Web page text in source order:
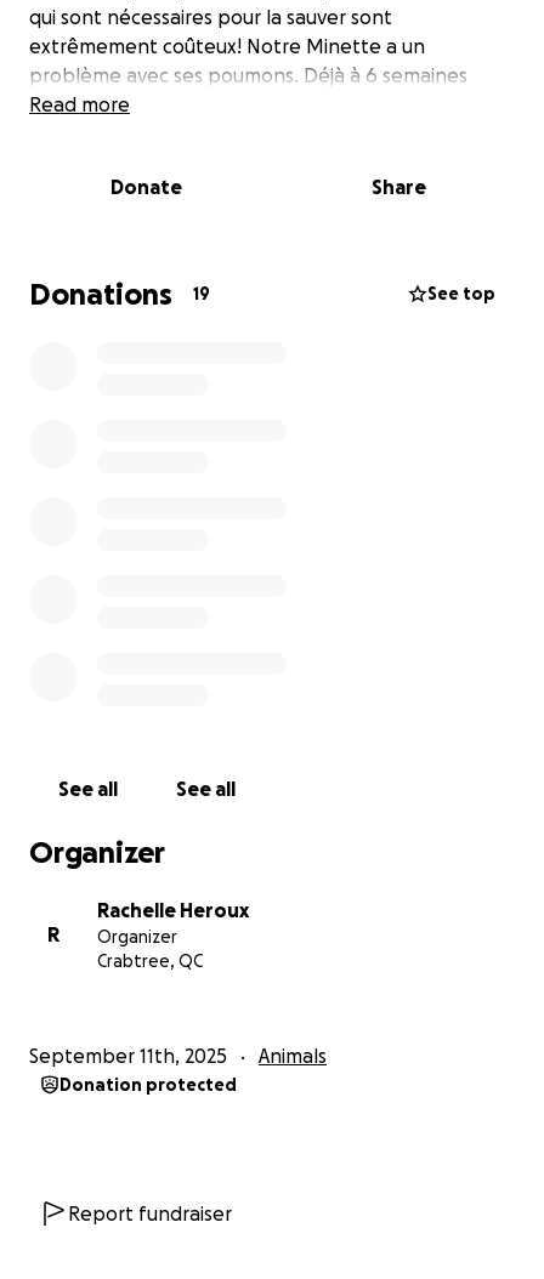
qui sont nécessaires pour la sauver sont
extrêmement coûteux! Notre Minette a un
problème avec ses poumons. Déjà à 6 semaines
nous étions même pas sûr qu’elle allait survivre!
conjonctivite, et malgré les médicaments essayer,
Les solutions qui s’offrent à nous sont très limitées,
et le coût de celle-ci sont exorbitants…
le tissu abdominal hernié, pouvant notamment
2. Patron broncho-interstitiel modéré dans le reste
bronchopneumopathie
inflammatoire chronique en lien avec la présentation
les pathologies présentes au thorax et à l’abdomen
de ce jeune chaton. Une
Read more
Donate Share
Donations 19 See top
See all See all
Organizer
R
Rachelle Heroux
Organizer
Crabtree, QC
September 11th, 2025 Animals
Donation protected
Report fundraiser